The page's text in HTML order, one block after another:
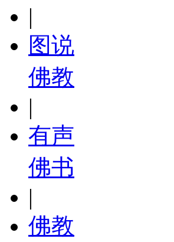
|
图说
佛教
|
有声
佛书
|
佛教